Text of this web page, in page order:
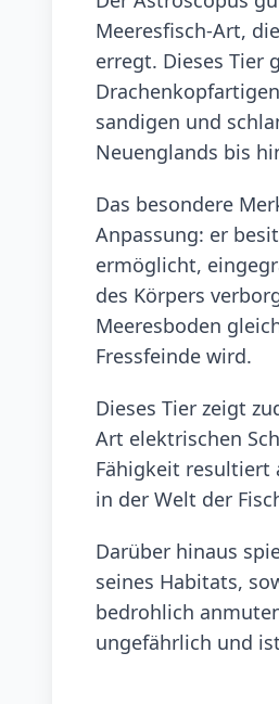
Meeresfisch-Art,
erregt. Dieses Tier
sandigen und
Neuenglands bis
Das besondere
Anpassung: er
ermöglicht,
des Körpers
Meeresboden
Fressfeinde wird.
Dieses Tier zeigt
Art elektrischen
Fähigkeit resultiert
in der Welt der
Darüber hinaus
seines Habitats,
bedrohlich
ungefährlich und